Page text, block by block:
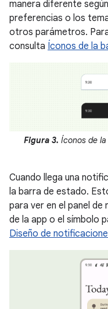
manera diferente
preferencias o los
otros parámetros.
consulta Íconos de la
Figura 3. Íconos de
Cuando llega una
la barra de estado.
para ver en el panel
de la app o el símbolo
Diseño de